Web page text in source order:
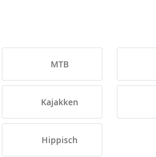
MTB
Kajakken
Hippisch